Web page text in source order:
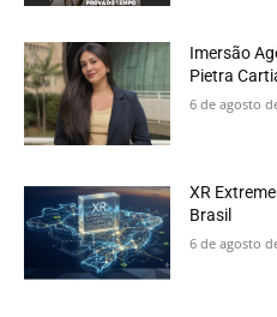
Imersão
Pietra
6 de agosto
XR
Brasil
6 de agosto